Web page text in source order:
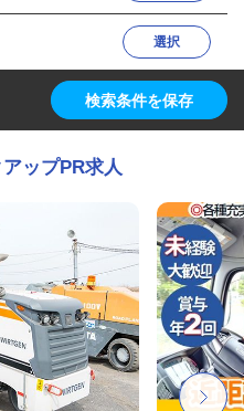
選択
検索条件を保存
ップPR求人